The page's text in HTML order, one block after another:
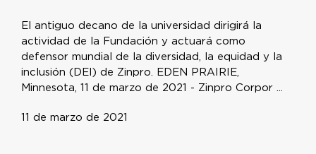
El antiguo decano de la universidad dirigirá la
actividad de la Fundación y actuará como
defensor mundial de la diversidad, la equidad y la
inclusión (DEI) de Zinpro. EDEN PRAIRIE,
Minnesota, 11 de marzo de 2021 - Zinpro Corpor ...
11 de marzo de 2021